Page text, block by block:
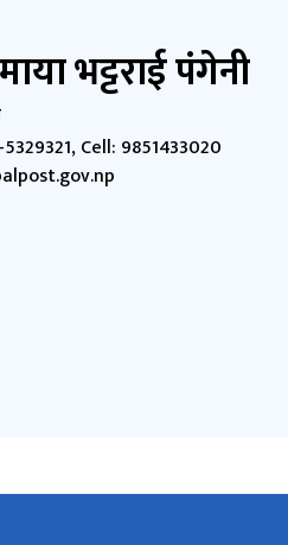
भट्टराई पंगेनी
Cell: 9851433020